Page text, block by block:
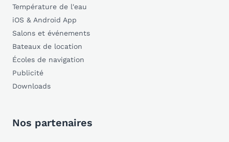
Température de l'eau
iOS & Android App
Salons et événements
Bateaux de location
Écoles de navigation
Publicité
Downloads
Nos partenaires